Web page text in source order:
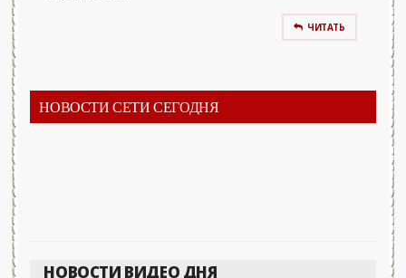
ЧИТАТЬ
НОВОСТИ СЕТИ СЕГОДНЯ
НОВОСТИ ВИДЕО ДНЯ